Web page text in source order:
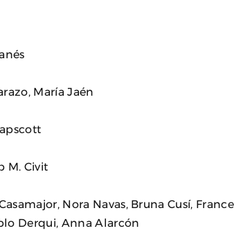
María Jaén
M. Civit
Nora Navas, Bruna Cusí,
Derqui, Anna Alarcón